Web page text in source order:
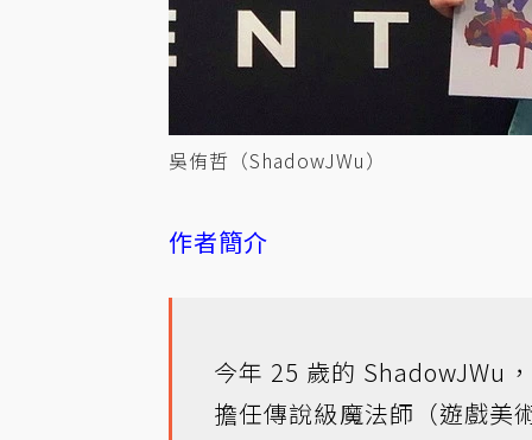
吳侑哲（ShadowJWu）
作者簡介
今年 25 歲的 ShadowJWu
擔任傳說級魔法師（遊戲美